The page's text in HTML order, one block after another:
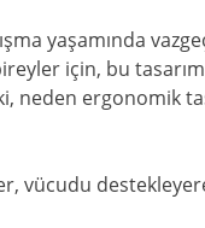
yaşamında
için, bu
neden ergonomik
vücudu